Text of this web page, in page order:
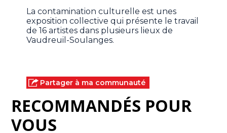
La contamination culturelle est unes
exposition collective qui présente le travail
de 16 artistes dans plusieurs lieux de
Vaudreuil-Soulanges.
Partager à ma communauté
RECOMMANDÉS POUR
VOUS